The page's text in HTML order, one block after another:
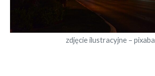
zdjęcie ilustracyjne –